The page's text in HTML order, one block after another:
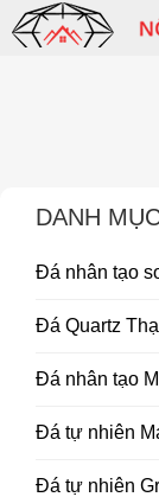
DANH
Đá nhân tạo
Đá Quartz
Đá nhân tạo
Đá tự nhiên
Đá tự nhiên